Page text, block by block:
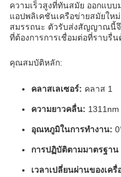
ความเร็วสูงที่ทันสมัย ออกแบบ
แอปพลิเคชันเครือข่ายสมัยให
สมรรถนะ ตัวรับส่งสัญญาณนี้จึ
ที่ต้องการการเชื่อมต่อที่ราบรื่น
คุณสมบัติหลัก:
คลาสเลเซอร์: คลาส 1
ความยาวคลื่น: 1311nm
อุณหภูมิในการทำงาน:
การปฏิบัติตามมาตรฐาน
เวลาเปลี่ยนผ่านของเค